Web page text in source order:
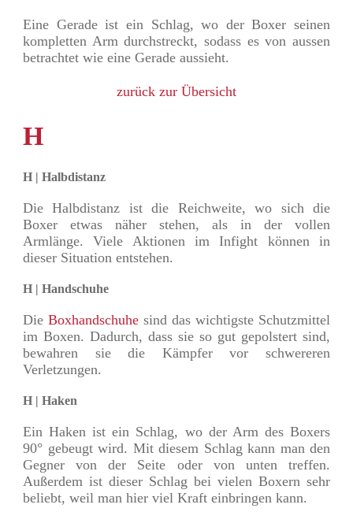
Eine Gerade ist ein Schlag, wo der Boxer seinen
kompletten Arm durchstreckt, sodass es von aussen
betrachtet wie eine Gerade aussieht.
zurück zur Übersicht
H
H | Halbdistanz
Die Halbdistanz ist die Reichweite, wo sich die
Boxer etwas näher stehen, als in der vollen
Armlänge. Viele Aktionen im Infight können in
dieser Situation entstehen.
H | Handschuhe
Die Boxhandschuhe sind das wichtigste Schutzmittel
im Boxen. Dadurch, dass sie so gut gepolstert sind,
bewahren sie die Kämpfer vor schwereren
Verletzungen.
H | Haken
Ein Haken ist ein Schlag, wo der Arm des Boxers
90° gebeugt wird. Mit diesem Schlag kann man den
Gegner von der Seite oder von unten treffen.
Außerdem ist dieser Schlag bei vielen Boxern sehr
beliebt, weil man hier viel Kraft einbringen kann.